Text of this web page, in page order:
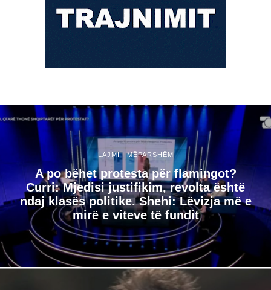
LAJMI I MËPARSHËM
A po bëhet protesta për flamingot?
Curri: Mjedisi justifikim, revolta është
ndaj klasës politike. Shehi: Lëvizja më e
mirë e viteve të fundit